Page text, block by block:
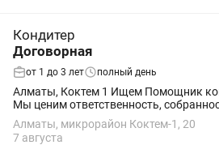
Кондитер
Договорная
от 1 до 3 лет полный день
Алматы, Коктем 1 Ищем Помощник
Мы ценим ответственность,
энергичность и
динамичная работа с людьми и вы...
Алматы, микрорайон Коктем-1, 20
7 августа